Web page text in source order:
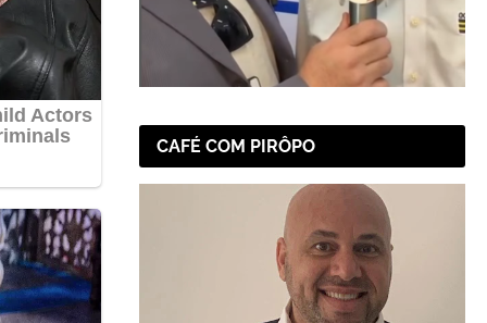
CAFÉ COM PIRÔPO